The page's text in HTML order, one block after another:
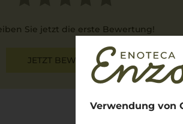
Verwendung von
Sie jetzt die erste Bewertung!
JETZT BEWERTEN